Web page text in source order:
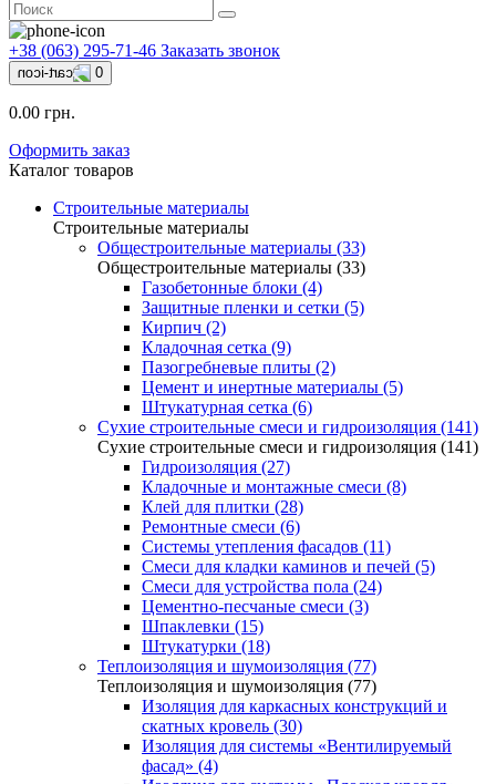
+38 (063) 295-71-46 Заказать звонок
0
0.00 грн.
Оформить заказ
Каталог товаров
Строительные материалы
Строительные материалы
Общестроительные материалы (33)
Общестроительные материалы (33)
Газобетонные блоки (4)
Защитные пленки и сетки (5)
Кирпич (2)
Кладочная сетка (9)
Пазогребневые плиты (2)
Цемент и инертные материалы (5)
Штукатурная сетка (6)
Сухие строительные смеси и гидроизоляция (141)
Сухие строительные смеси и гидроизоляция (141)
Гидроизоляция (27)
Кладочные и монтажные смеси (8)
Клей для плитки (28)
Ремонтные смеси (6)
Системы утепления фасадов (11)
Смеси для кладки каминов и печей (5)
Смеси для устройства пола (24)
Цементно-песчаные смеси (3)
Шпаклевки (15)
Штукатурки (18)
Теплоизоляция и шумоизоляция (77)
Теплоизоляция и шумоизоляция (77)
Изоляция для каркасных конструкций и
скатных кровель (30)
Изоляция для системы «Вентилируемый
фасад» (4)